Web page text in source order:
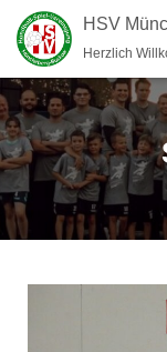
HSV
Herzlich